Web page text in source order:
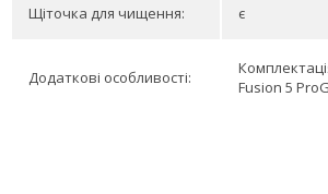
Щіточка для чищення: є
Додаткові особливості:
Fusion 5